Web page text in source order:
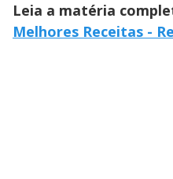
Leia a matéria
Melhores Receitas -